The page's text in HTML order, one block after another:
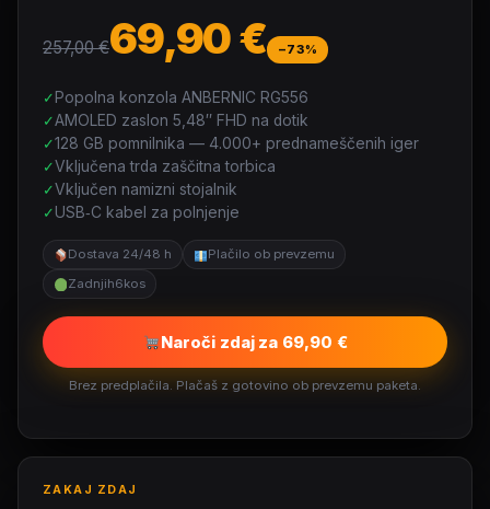
257,00 €69,90 € −73%
Popolna konzola ANBERNIC RG556
AMOLED zaslon 5,48″ FHD na dotik
128 GB pomnilnika — 4.000+ prednameščenih iger
Vključena trda zaščitna torbica
Vključen namizni stojalnik
USB‑C kabel za polnjenje
Dostava 24/48 h
Plačilo ob prevzemu
Zadnjih6kos
Naroči zdaj za 69,90 €
Brez predplačila. Plačaš z gotovino ob prevzemu paketa.
ZAKAJ ZDAJ